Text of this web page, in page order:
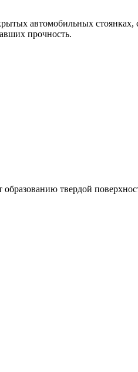
автомобильных
прочность.
образованию твердой